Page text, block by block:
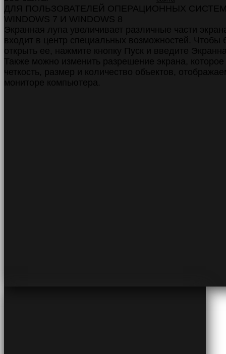
ДЛЯ ПОЛЬЗОВАТЕЛЕЙ ОПЕРАЦИОННЫХ
WINDOWS 7 И WINDOWS 8
Экранная лупа увеличивает различные части
входит в центр специальных возможностей. Чтобы
открыть ее, нажмите кнопку Пуск и введите
Также можно изменить разрешение экрана,
четкость, размер и количество объектов,
мониторе компьютера.